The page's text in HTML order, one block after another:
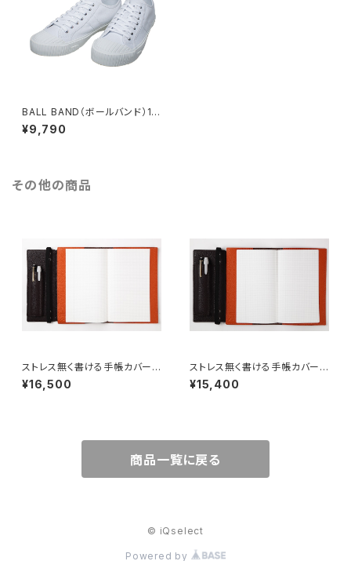
BALL BAND（ボールバンド）16
Charles White キャンバスロ
ーカットスニーカー ホワイト
¥9,790
その他の商品
ストレス無く書ける手帳カバー
【ジブン手帳専用レザーカバーF
LAT(フラット)】
¥16,500
ストレス無く書ける手帳カバー
【ジブン手帳mini専用レザーカ
バーFLAT mini(フラット ミニ)】
¥15,400
商品一覧に戻る
© iQselect
Powered by